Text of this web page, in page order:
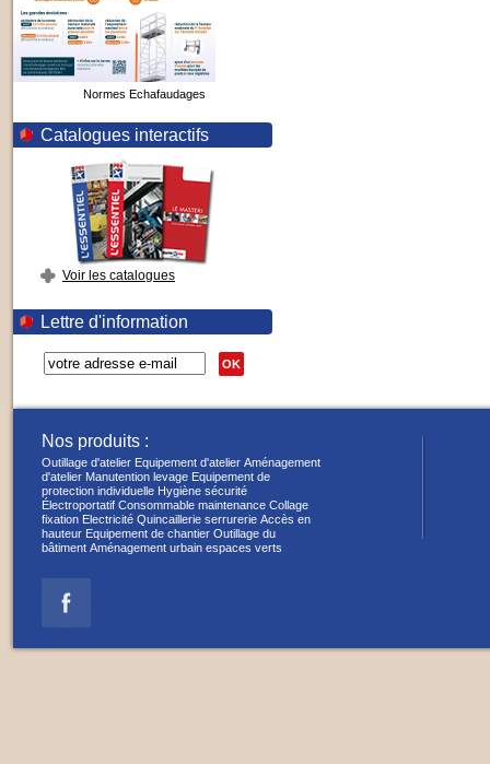
Normes Echafaudages
Catalogues interactifs
Voir les catalogues
Lettre d'information
OK
Nos produits :
Outillage d'atelier Equipement d'atelier Aménagement
d'atelier Manutention levage Equipement de
protection individuelle Hygiène sécurité
Électroportatif Consommable maintenance Collage
fixation Electricité Quincaillerie serrurerie Accès en
hauteur Equipement de chantier Outillage du
bâtiment Aménagement urbain espaces verts